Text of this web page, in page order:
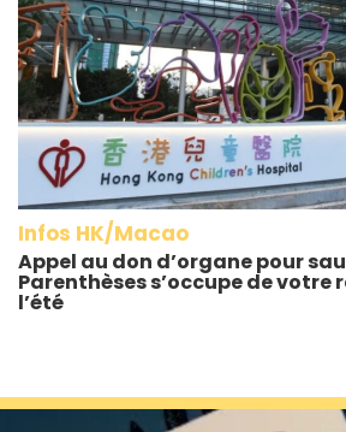
Infos HK/Macao
Appel au don d’organe pour
Parenthèses s’occupe de votre
l’été